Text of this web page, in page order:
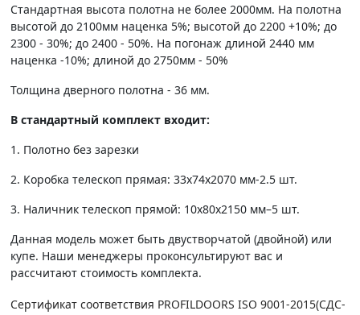
Стандартная высота полотна не более 2000мм. На полотна
высотой до 2100мм наценка 5%; высотой до 2200 +10%; до
2300 - 30%; до 2400 - 50%. На погонаж длиной 2440 мм
наценка -10%; длиной до 2750мм - 50%
Толщина дверного полотна - 36 мм.
В стандартный комплект входит:
1. Полотно без зарезки
2. Коробка телескоп прямая: 33х74х2070 мм-2.5 шт.
3. Наличник телескоп прямой: 10х80х2150 мм–5 шт.
Данная модель может быть двустворчатой (двойной) или
купе. Наши менеджеры проконсультируют вас и
рассчитают стоимость комплекта.
Сертификат соответствия PROFILDOORS ISO 9001-2015(СДС-